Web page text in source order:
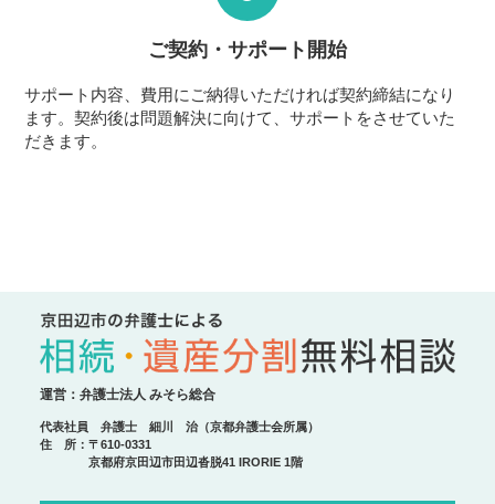
ご契約・サポート 開始
サポート内容、費用にご納得いただければ契約締結になり
ます。契約後は問題解決に向けて、サポートをさせていた
だきます。
運営：弁護士法人 みそら総合
代表社員 弁護士 細川 治（京都弁護士会所属）
住 所：〒610-0331
京都府京田辺市田辺沓脱41 IRORIE 1階